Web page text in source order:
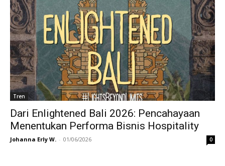
Tren
Dari Enlightened Bali 2026: Pencahayaan
Menentukan Performa Bisnis Hospitality
Johanna Erly W. - 01/06/2026 0